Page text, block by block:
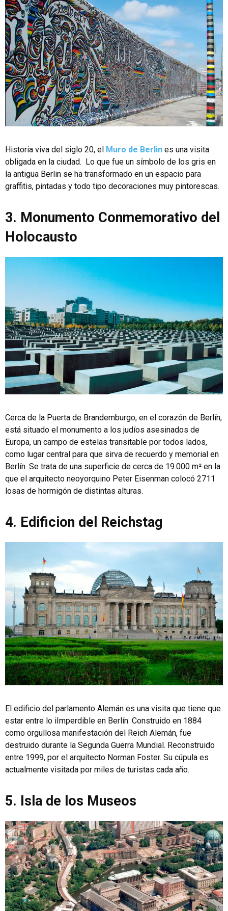
Historia viva del siglo 20, el Muro de Berlin es una visita
obligada en la ciudad. Lo que fue un símbolo de los gris en
la antigua Berlin se ha transformado en un espacio para
graffitis, pintadas y todo tipo decoraciones muy pintorescas.
3. Monumento Conmemorativo del
Holocausto
Cerca de la Puerta de Brandemburgo, en el corazón de Berlín,
está situado el monumento a los judíos asesinados de
Europa, un campo de estelas transitable por todos lados,
como lugar central para que sirva de recuerdo y memorial en
Berlín. Se trata de una superficie de cerca de 19.000 m² en la
que el arquitecto neoyorquino Peter Eisenman colocó 2711
losas de hormigón de distintas alturas.
4. Edificion del Reichstag
El edificio del parlamento Alemán es una visita que tiene que
estar entre lo iImperdible en Berlín. Construido en 1884
como orgullosa manifestación del Reich Alemán, fue
destruido durante la Segunda Guerra Mundial. Reconstruido
entre 1999, por el arquitecto Norman Foster. Su cúpula es
actualmente visitada por miles de turistas cada año.
5. Isla de los Museos